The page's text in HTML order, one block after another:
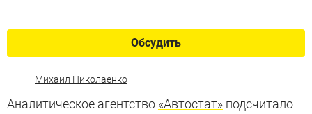
Обсудить
Михаил Николаенко
Аналитическое агентство «Автостат» подсчитало